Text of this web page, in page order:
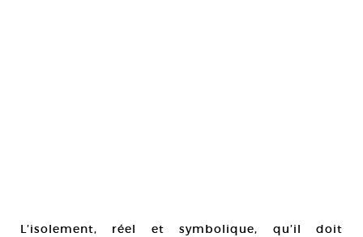
L’isolement, réel et symbolique, qu’il doit